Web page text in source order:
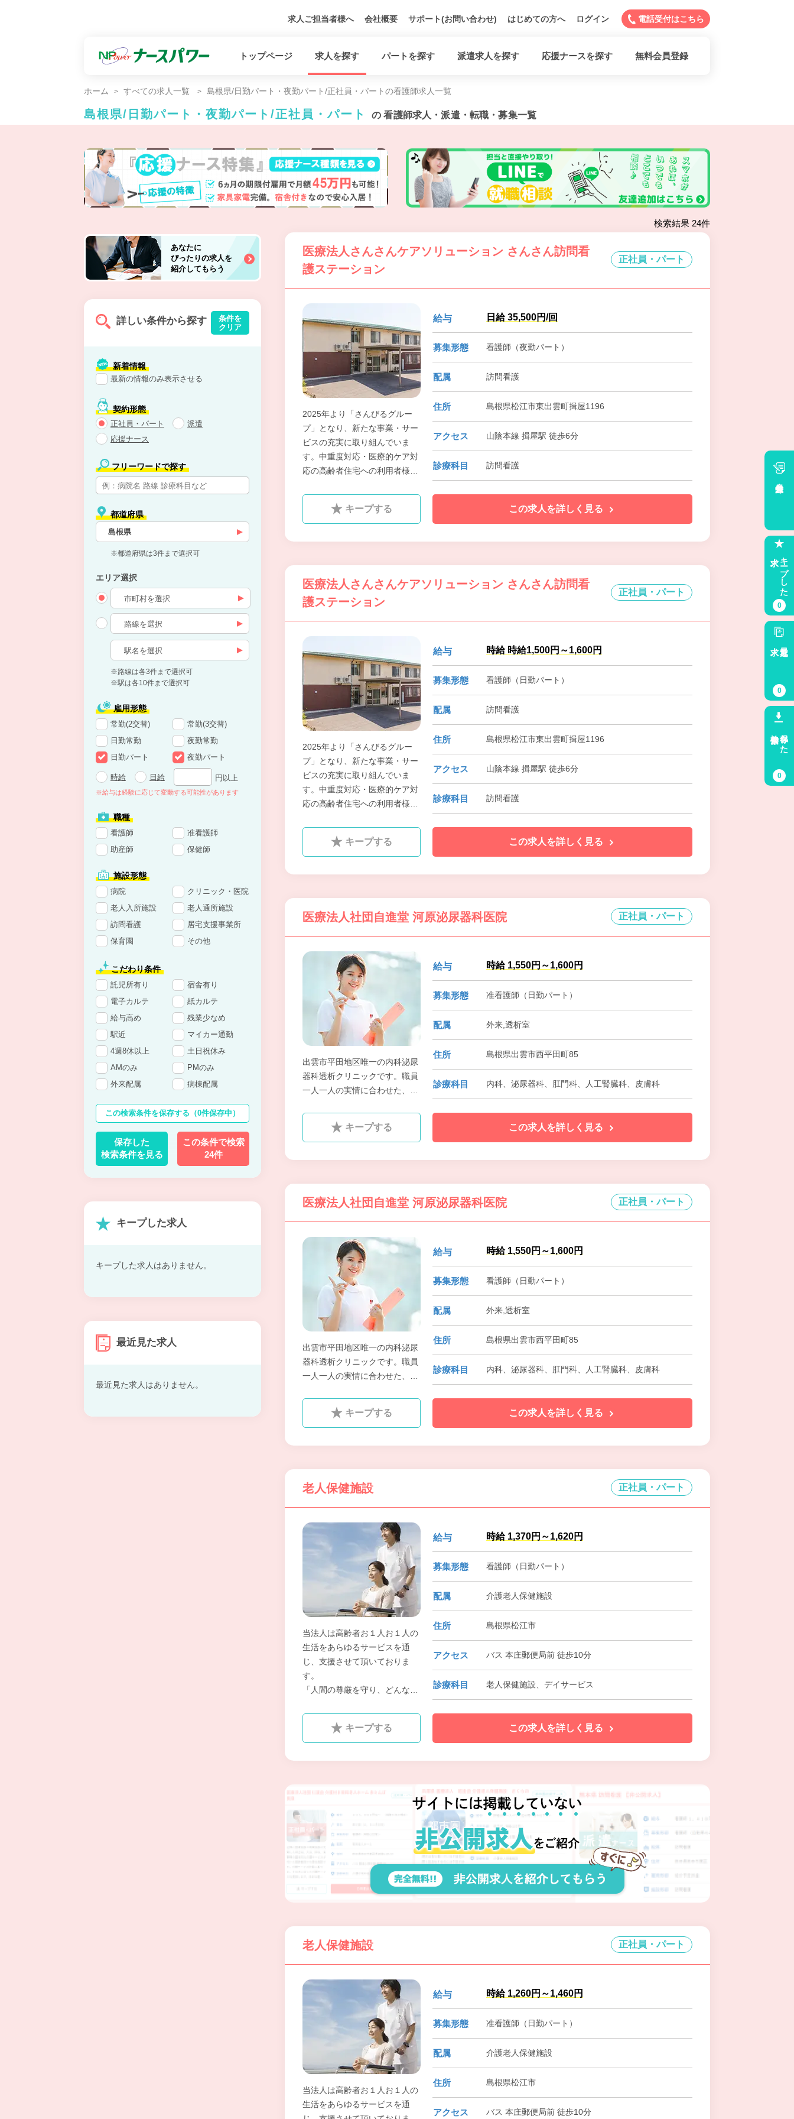
求人ご担当者様へ 会社概要 サポート(お問い合わせ) はじめての方へ ログイン 電話受付はこちら
トップページ 求人を探す パートを探す 派遣求人を探す 応援ナースを探す 無料会員登録
ホーム すべての求人一覧 島根県/日勤パート・夜勤パート/正社員・パートの看護師求人一覧
島根県/日勤パート・夜勤パート/正社員・パート の 看護師求人・派遣・転職・募集一覧
検索結果 24件
医療法人さんさんケアソリューション さんさん訪問看
護ステーション
正社員・パート
2025年より「さんびるグルー
プ」となり、新たな事業・サー
ビスの充実に取り組んでいま
す。中重度対応・医療的ケア対
応の高齢者住宅への利用者様お
サービスを提供しております。
給与 日給 35,500円/回
募集形態 看護師（夜勤パート）
配属 訪問看護
住所 島根県松江市東出雲町揖屋1196
アクセス 山陰本線 揖屋駅 徒歩6分
診療科目 訪問看護
キープする この求人を詳しく見る
医療法人さんさんケアソリューション さんさん訪問看
護ステーション
正社員・パート
2025年より「さんびるグルー
プ」となり、新たな事業・サー
ビスの充実に取り組んでいま
す。中重度対応・医療的ケア対
応の高齢者住宅への利用者様お
サービスを提供しております。
給与 時給 時給1,500円～1,600円
募集形態 看護師（日勤パート）
配属 訪問看護
住所 島根県松江市東出雲町揖屋1196
アクセス 山陰本線 揖屋駅 徒歩6分
診療科目 訪問看護
キープする この求人を詳しく見る
医療法人社団自進堂 河原泌尿器科医院 正社員・パート
出雲市平田地区唯一の内科泌尿
器科透析クリニックです。職員
一人一人の実情に合わせた、き
す。しっかり指導いたします。
給与 時給 1,550円～1,600円
募集形態 准看護師（日勤パート）
配属 外来,透析室
住所 島根県出雲市西平田町85
診療科目 内科、泌尿器科、肛門科、人工腎臓科、皮膚科
キープする この求人を詳しく見る
医療法人社団自進堂 河原泌尿器科医院 正社員・パート
出雲市平田地区唯一の内科泌尿
器科透析クリニックです。職員
一人一人の実情に合わせた、き
す。しっかり指導いたします。
給与 時給 1,550円～1,600円
募集形態 看護師（日勤パート）
配属 外来,透析室
住所 島根県出雲市西平田町85
診療科目 内科、泌尿器科、肛門科、人工腎臓科、皮膚科
キープする この求人を詳しく見る
老人保健施設 正社員・パート
当法人は高齢者お１人お１人の
生活をあらゆるサービスを通
じ、支援させて頂いておりま
す。
「人間の尊厳を守り、どんなに
を確保する」ことを目指し、地
域社会や家庭との結びつきを基
ように努めています。
を目指しております。ぜひご応
給与 時給 1,370円～1,620円
募集形態 看護師（日勤パート）
配属 介護老人保健施設
住所 島根県松江市
アクセス バス 本庄郵便局前 徒歩10分
診療科目 老人保健施設、デイサービス
キープする この求人を詳しく見る
老人保健施設 正社員・パート
当法人は高齢者お１人お１人の
生活をあらゆるサービスを通
給与 時給 1,260円～1,460円
募集形態 准看護師（日勤パート）
配属 介護老人保健施設
住所 島根県松江市
アクセス バス 本庄郵便局前 徒歩10分
あなたに
ぴったりの求人を
紹介してもらう
詳しい条件から探す
条件を
クリア
新着情報
最新の情報のみ表示させる
契約形態
正社員・パート
派遣
応援ナース
フリーワードで探す
都道府県
島根県
※都道府県は3件まで選択可
エリア選択
※路線は各3件まで選択可
※駅は各10件まで選択可
雇用形態
常勤(2交替)
常勤(3交替)
日勤常勤
夜勤常勤
日勤パート
夜勤パート
時給 日給 円以上
※給与は経験に応じて変動する可能性があります
職種
看護師
准看護師
助産師
保健師
施設形態
病院
クリニック・医院
老人入所施設
老人通所施設
訪問看護
居宅支援事業所
保育園
その他
こだわり条件
託児所有り
宿舎有り
電子カルテ
紙カルテ
給与高め
残業少なめ
駅近
マイカー通勤
4週8休以上
土日祝休み
AMのみ
PMのみ
外来配属
病棟配属
この検索条件を保存する （0件保存中）
保存した
検索条件を見る
この条件で検索
24件
キープした求人
キープした求人はありません。
最近見た求人
最近見た求人はありません。
キープした
0
最近見た
0
保存した
0